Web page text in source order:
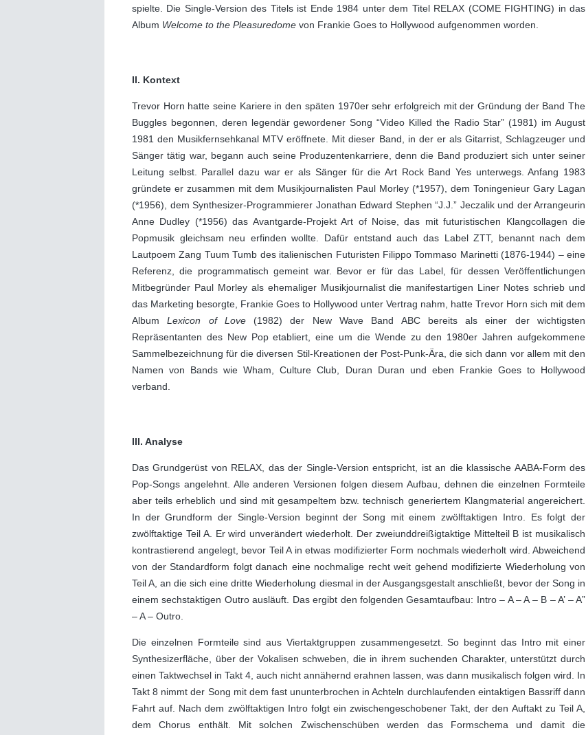
spielte. Die Single-Version des Titels ist Ende 1984 unter dem Titel RELAX (COME FIGHTING) in das
Album Welcome to the Pleasuredome von Frankie Goes to Hollywood aufgenommen worden.
II. Kontext
Trevor Horn hatte seine Kariere in den späten 1970er sehr erfolgreich mit der Gründung der Band The
Buggles begonnen, deren legendär gewordener Song “Video Killed the Radio Star” (1981) im August
1981 den Musikfernsehkanal MTV eröffnete. Mit dieser Band, in der er als Gitarrist, Schlagzeuger und
Sänger tätig war, begann auch seine Produzentenkarriere, denn die Band produziert sich unter seiner
Leitung selbst. Parallel dazu war er als Sänger für die Art Rock Band Yes unterwegs. Anfang 1983
gründete er zusammen mit dem Musikjournalisten Paul Morley (*1957), dem Toningenieur Gary Lagan
(*1956), dem Synthesizer-Programmierer Jonathan Edward Stephen “J.J.” Jeczalik und der Arrangeurin
Anne Dudley (*1956) das Avantgarde-Projekt Art of Noise, das mit futuristischen Klangcollagen die
Popmusik gleichsam neu erfinden wollte. Dafür entstand auch das Label ZTT, benannt nach dem
Lautpoem Zang Tuum Tumb des italienischen Futuristen Filippo Tommaso Marinetti (1876-1944) – eine
Referenz, die programmatisch gemeint war. Bevor er für das Label, für dessen Veröffentlichungen
Mitbegründer Paul Morley als ehemaliger Musikjournalist die manifestartigen Liner Notes schrieb und
das Marketing besorgte, Frankie Goes to Hollywood unter Vertrag nahm, hatte Trevor Horn sich mit dem
AlbumLexicon of Love(1982) der New Wave Band ABC bereits als einer der wichtigsten
Repräsentanten des New Pop etabliert, eine um die Wende zu den 1980er Jahren aufgekommene
Sammelbezeichnung für die diversen Stil-Kreationen der Post-Punk-Ära, die sich dann vor allem mit den
Namen von Bands wie Wham, Culture Club, Duran Duran und eben Frankie Goes to Hollywood
verband.
III. Analyse
Das Grundgerüst von RELAX, das der Single-Version entspricht, ist an die klassische AABA-Form des
Pop-Songs angelehnt. Alle anderen Versionen folgen diesem Aufbau, dehnen die einzelnen Formteile
aber teils erheblich und sind mit gesampeltem bzw. technisch generiertem Klangmaterial angereichert.
In der Grundform der Single-Version beginnt der Song mit einem zwölftaktigen Intro. Es folgt der
zwölftaktige Teil A. Er wird unverändert wiederholt. Der zweiunddreißigtaktige Mittelteil B ist musikalisch
kontrastierend angelegt, bevor Teil A in etwas modifizierter Form nochmals wiederholt wird. Abweichend
von der Standardform folgt danach eine nochmalige recht weit gehend modifizierte Wiederholung von
Teil A, an die sich eine dritte Wiederholung diesmal in der Ausgangsgestalt anschließt, bevor der Song in
einem sechstaktigen Outro ausläuft. Das ergibt den folgenden Gesamtaufbau: Intro – A – A – B – A’ – A”
– A – Outro.
Die einzelnen Formteile sind aus Viertaktgruppen zusammengesetzt. So beginnt das Intro mit einer
Synthesizerfläche, über der Vokalisen schweben, die in ihrem suchenden Charakter, unterstützt durch
einen Taktwechsel in Takt 4, auch nicht annähernd erahnen lassen, was dann musikalisch folgen wird. In
Takt 8 nimmt der Song mit dem fast ununterbrochen in Achteln durchlaufenden eintaktigen Bassriff dann
Fahrt auf. Nach dem zwölftaktigen Intro folgt ein zwischengeschobener Takt, der den Auftakt zu Teil A,
dem Chorus enthält. Mit solchen Zwischenschüben werden das Formschema und damit die